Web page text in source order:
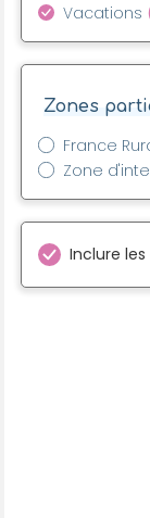
Vacations
Zones
France
Zone
Inclure